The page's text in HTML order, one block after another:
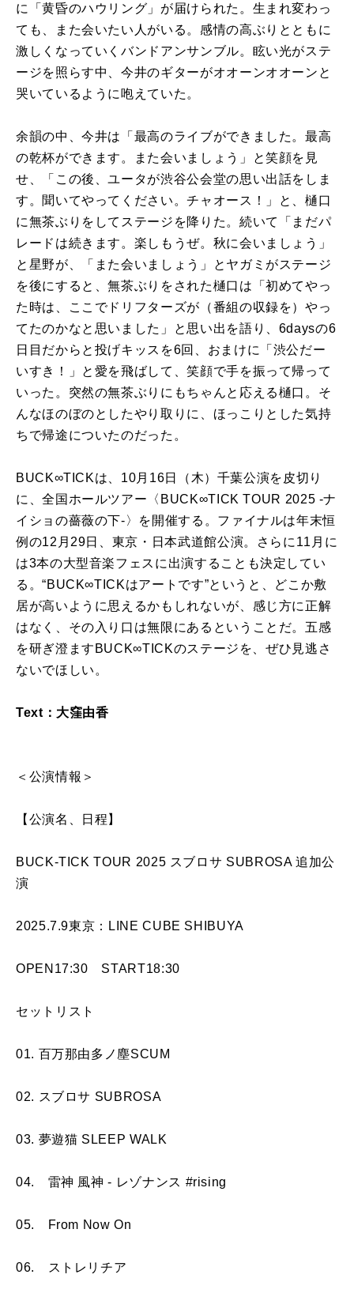
に「黄昏のハウリング」が届けられた。生まれ変わっ
ても、また会いたい人がいる。感情の高ぶりとともに
激しくなっていくバンドアンサンブル。眩い光がステ
ージを照らす中、今井のギターがオオーンオオーンと
哭いているように咆えていた。
余韻の中、今井は「最高のライブができました。最高
の乾杯ができます。また会いましょう」と笑顔を見
せ、「この後、ユータが渋谷公会堂の思い出話をしま
す。聞いてやってください。チャオース！」と、樋口
に無茶ぶりをしてステージを降りた。続いて「まだパ
レードは続きます。楽しもうぜ。秋に会いましょう」
と星野が、「また会いましょう」とヤガミがステージ
を後にすると、無茶ぶりをされた樋口は「初めてやっ
た時は、ここでドリフターズが（番組の収録を）やっ
てたのかなと思いました」と思い出を語り、6daysの6
日目だからと投げキッスを6回、おまけに「渋公だー
いすき！」と愛を飛ばして、笑顔で手を振って帰って
いった。突然の無茶ぶりにもちゃんと応える樋口。そ
んなほのぼのとしたやり取りに、ほっこりとした気持
ちで帰途についたのだった。
BUCK∞TICKは、10月16日（木）千葉公演を皮切り
に、全国ホールツアー〈BUCK∞TICK TOUR 2025 -ナ
イショの薔薇の下-〉を開催する。ファイナルは年末恒
例の12月29日、東京・日本武道館公演。さらに11月に
は3本の大型音楽フェスに出演することも決定してい
る。“BUCK∞TICKはアートです”というと、どこか敷
居が高いように思えるかもしれないが、感じ方に正解
はなく、その入り口は無限にあるということだ。五感
を研ぎ澄ますBUCK∞TICKのステージを、ぜひ見逃さ
ないでほしい。
Text：大窪由香
＜公演情報＞
【公演名、日程】
BUCK-TICK TOUR 2025 スブロサ SUBROSA 追加公
演
2025.7.9東京：LINE CUBE SHIBUYA
OPEN17:30 START18:30
セットリスト
01. 百万那由多ノ塵SCUM
02. スブロサ SUBROSA
03. 夢遊猫 SLEEP WALK
04. 雷神 風神 - レゾナンス #rising
05. From Now On
06. ストレリチア